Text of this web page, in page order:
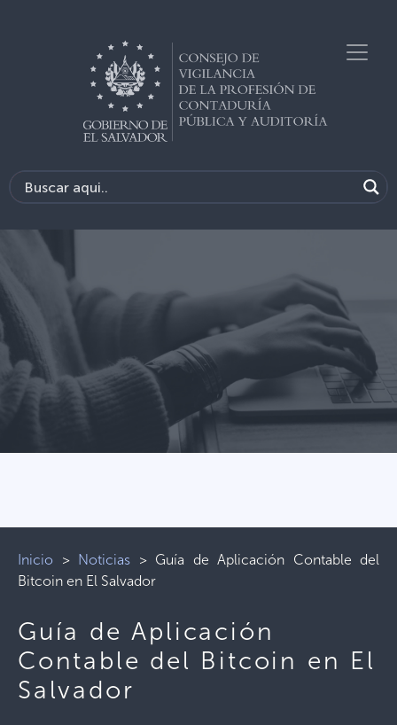
Inicio > Noticias > Guía de Aplicación Contable del
Bitcoin en El Salvador
Guía de Aplicación
Contable del Bitcoin en El
Salvador